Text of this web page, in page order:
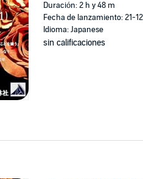
Duración: 2 h y 48 m
Fecha de lanzamiento: 21-
Idioma: Japanese
sin calificaciones